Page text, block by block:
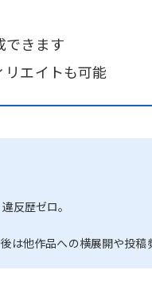
できます
リエイトも可能
反歴ゼロ。
他作品への横展開や投稿